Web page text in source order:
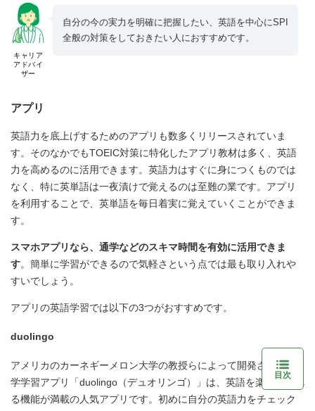
キャリア
アドバイ
ザー
自分の今の実力を明確に把握したい、英語を中心にSPI
全般の対策をしておきたい人におすすめです。
アプリ
英語力を底上げするためのアプリも数多くリリースされていま
す。そのなかでもTOEIC対策に特化したアプリ教材は多く、英語
力を高めるのに活用できます。英語力はすぐに身につくものでは
なく、特に英単語は一夜漬けで覚えるのは至難の業です。アプリ
を利用することで、英単語を毎日着実に覚えていくことができま
す。
スマホアプリなら、通学などのスキマ時間を有効に活用できま
す。簡単に学習ができるので気軽さという点では最も取り入れや
すいでしょう。
アプリの英語学習では以下の3つがおすすめです。
duolingo
アメリカのカーネギーメロン大学の教授らによって開発された語
学学習アプリ「duolingo（デュオリンゴ）」は、英語を楽しく学べ
る機能が満載の人気アプリです。初めに自分の英語力をチェック
目次